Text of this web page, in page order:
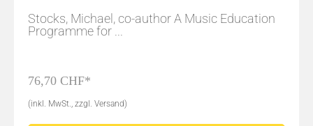
Stocks, Michael, co-author A Music Education
Programme for ...
76,70 CHF*
(inkl. MwSt., zzgl. Versand)